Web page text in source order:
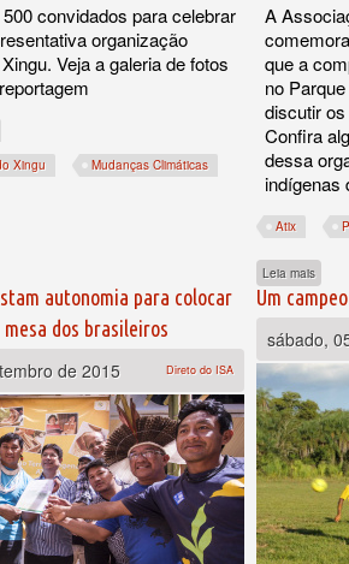
convidados para celebrar
organização
Veja a galeria de fotos
Xingu Mudanças Climáticas
A
que a
no
discutir
Confira
dessa
indígenas
Atix
Leia mais
autonomia para colocar
dos brasileiros
de 2015
Direto do ISA
Um
sábado,